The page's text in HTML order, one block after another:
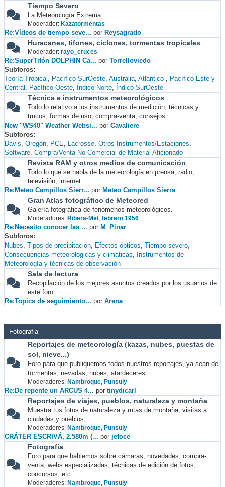
Tiempo Severo
La Meteorología Extrema
Moderador: Kazatormentas
Re:Vídeos de tiempo seve... por Reysagrado
Huracanes, tifones, ciclones, tormentas tropicales
Moderador: rayo_cruces
Re:SuperTifón DOLPHIN Ca... por Torrelloviedo
Subforos
Teoría Tropical
Pacífico SurOeste Australia Atlántico
Pacífico Este y
Central
Pacífico Oeste Índico Norte Índico SurOeste
Técnica e instrumentos meteorológicos
Todo lo relativo a los instrumentos de medición, técnicas y
trucos, formas de uso, compra-venta, consejos...
New "WS40" Weather Websi... por Cavaliere
Subforos
Davis Oregon PCE Lacrosse Otros Instrumentos/Estaciones
Software Compra/Venta No Comercial de Material Aficionado
Revista RAM y otros medios de comunicación
Todo lo que se habla de la meteorología en prensa, radio,
televisión, internet...
Re:Meteo Campillos Sierr... por Meteo Campillos Sierra
Gran Atlas fotográfico de Meteored
Galería fotográfica de fenómenos meteorológicos.
Moderadores: Ribera-Met, febrero 1956
Re:Necesito conocer las ... por M_Pinar
Subforos
Nubes Tipos de precipitación Efectos ópticos Tiempo severo
Consecuencias meteorológicas y climáticas
Instrumentos de
Meteorología y técnicas de observación
Sala de lectura
Recopilación de los mejores asuntos creados por los usuarios de
este foro.
Re:Topics de seguimiento... por Arena
Fotografia
Reportajes de meteorología (kazas, nubes, puestas de
sol, nieve...)
Foro para que publiquemos todos nuestros reportajes, ya sean de
tormentas, nevadas, nubes, atardeceres...
Moderadores: Nambroque, Punsuly
Re:De repente un ARCUS 4... por tinydicarl
Reportajes de viajes, pueblos, naturaleza y montaña
Muestra tus fotos de naturaleza y rutas de montaña, visitas a
ciudades y pueblos,...
Moderadores: Nambroque, Punsuly
CRÁTER ESCRIVÁ, 2.580m (... por jefoce
Fotografía
Foro para que hablemos sobre cámaras, novedades, compra-
venta, webs especializadas, técnicas de edición de fotos,
concursos, etc...
Moderadores: Nambroque, Punsuly